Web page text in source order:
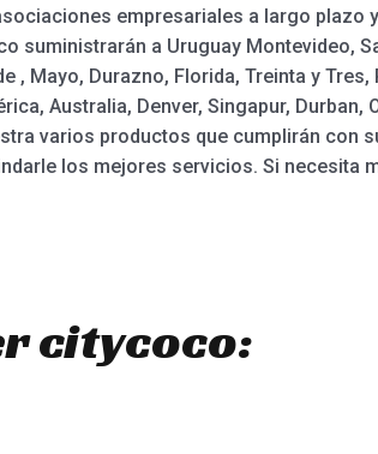
empresariales a largo
a Uruguay Montevideo,
, Mayo, Durazno, Florida, Treinta y
Australia, Denver, Singapur, Durban,
varios productos que cumplirán con
los mejores servicios. Si necesita
citycoco: